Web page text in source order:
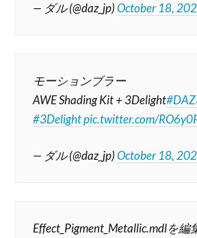
— ダル (@daz_jp)October 18,
モーションブラー
AWE Shading Kit + 3Delight
#3Delightpic.twitter.com/
— ダル (@daz_jp)October 18,
Effect_Pigment_Metallic.mdlを編